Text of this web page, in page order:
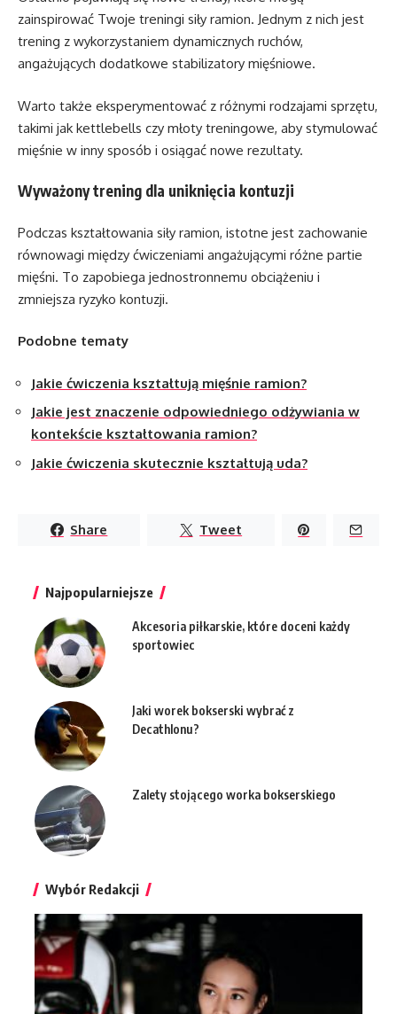
zainspirować Twoje treningi siły ramion. Jednym z nich jest
trening z wykorzystaniem dynamicznych ruchów,
angażujących dodatkowe stabilizatory mięśniowe.
Warto także eksperymentować z różnymi rodzajami sprzętu,
takimi jak kettlebells czy młoty treningowe, aby stymulować
mięśnie w inny sposób i osiągać nowe rezultaty.
Wyważony trening dla uniknięcia kontuzji
Podczas kształtowania siły ramion, istotne jest zachowanie
równowagi między ćwiczeniami angażującymi różne partie
mięśni. To zapobiega jednostronnemu obciążeniu i
zmniejsza ryzyko kontuzji.
Podobne tematy
Jakie ćwiczenia kształtują mięśnie ramion?
Jakie jest znaczenie odpowiedniego odżywiania w
kontekście kształtowania ramion?
Jakie ćwiczenia skutecznie kształtują uda?
Share Tweet
Najpopularniejsze
Akcesoria piłkarskie, które doceni każdy
sportowiec
Jaki worek bokserski wybrać z
Decathlonu?
Zalety stojącego worka bokserskiego
Wybór Redakcji